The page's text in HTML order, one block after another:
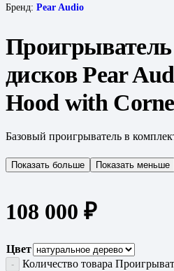
Бренд: Pear Audio
дисков Pear
Hood with Cornet
Базовый проигрыватель в
Показать больше Показать меньше
108 000 ₽
Цвет
Количество товара